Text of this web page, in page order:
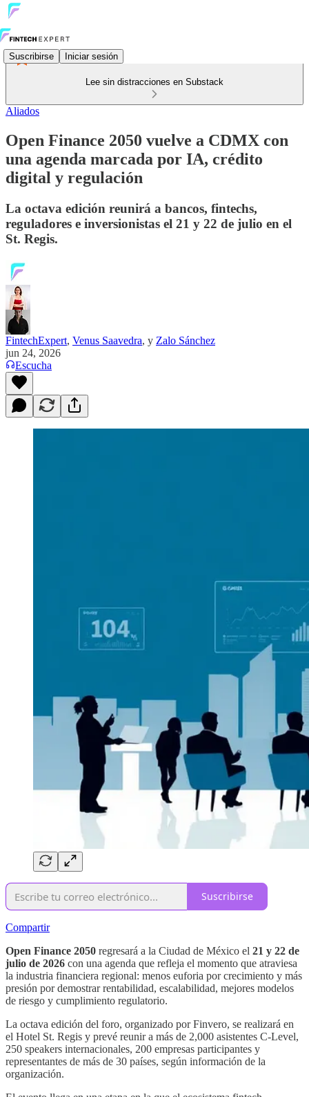
Suscribirse Iniciar sesión
Lee sin distracciones en Substack
Aliados
Open Finance 2050 vuelve a CDMX con
una agenda marcada por IA, crédito
digital y regulación
La octava edición reunirá a bancos, fintechs,
reguladores e inversionistas el 21 y 22 de julio en el
St. Regis.
FintechExpert, Venus Saavedra, y Zalo Sánchez
jun 24, 2026
Escucha
Suscribirse
Compartir
Open Finance 2050 regresará a la Ciudad de México el 21 y 22 de
julio de 2026 con una agenda que refleja el momento que atraviesa
la industria financiera regional: menos euforia por crecimiento y más
presión por demostrar rentabilidad, escalabilidad, mejores modelos
de riesgo y cumplimiento regulatorio.
La octava edición del foro, organizado por Finvero, se realizará en
el Hotel St. Regis y prevé reunir a más de 2,000 asistentes C-Level,
250 speakers internacionales, 200 empresas participantes y
representantes de más de 30 países, según información de la
organización.